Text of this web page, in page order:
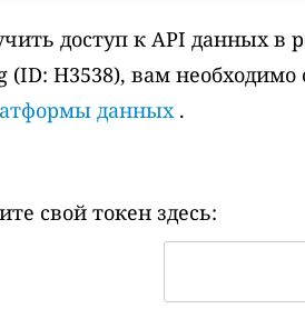
доступ к API данных в
(ID: H3538), вам
данных.
свой токен здесь: